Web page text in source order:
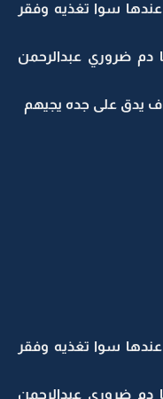
سوا تغذيه وفقر
دم ضروري عبدالرحمن
يدق على جده يجيهم
سوا تغذيه وفقر
دم ضروري عبدالرحمن